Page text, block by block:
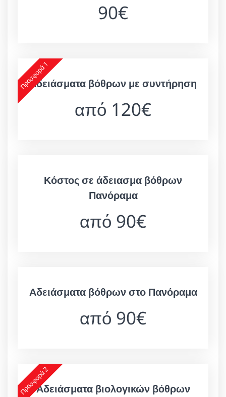
90€
Προσφορά 1
Αδειάσματα βόθρων με συντήρηση
από 120€
Κόστος σε άδειασμα βόθρων
Πανόραμα
από 90€
Αδειάσματα βόθρων στο Πανόραμα
από 90€
Προσφορά 2Αδειάσματα βιολογικών βόθρων